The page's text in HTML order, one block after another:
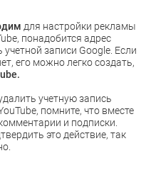
для настройки рекламы
понадобится адрес
записи Google. Если
его можно легко создать,
учетную запись
помните, что вместе
и подписки.
это действие, так